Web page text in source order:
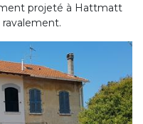
projeté à Hattmatt